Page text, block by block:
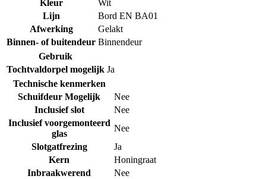
Kleur
Wit
Lijn
Bord EN BA01
Afwerking
Gelakt
Binnen- of buitendeur Binnendeur
Gebruik
Tochtvaldorpel mogelijk Ja
Technische kenmerken
Schuifdeur Mogelijk
Nee
Inclusief slot
Nee
Inclusief voorgemonteerd
glas
Nee
Slotgatfrezing
Ja
Kern
Honingraat
Inbraakwerend
Nee